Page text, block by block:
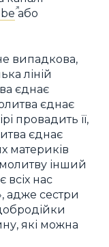
або
випадкова,
ліній
єднає
єднає
провадить її,
єднає
материків
інший
нас
адже сестри
які можна